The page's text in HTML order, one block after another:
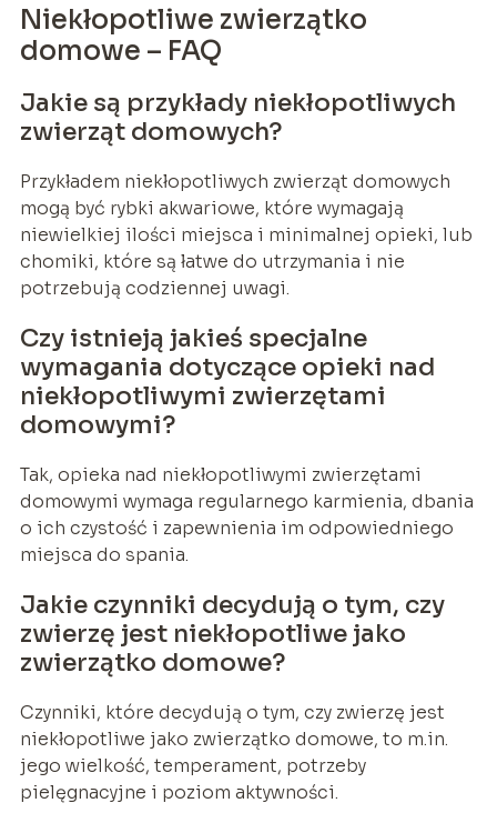
Niekłopotliwe zwierzątko
domowe – FAQ
Jakie są przykłady niekłopotliwych
zwierząt domowych?
Przykładem niekłopotliwych zwierząt domowych
mogą być rybki akwariowe, które wymagają
niewielkiej ilości miejsca i minimalnej opieki, lub
chomiki, które są łatwe do utrzymania i nie
potrzebują codziennej uwagi.
Czy istnieją jakieś specjalne
wymagania dotyczące opieki nad
niekłopotliwymi zwierzętami
domowymi?
Tak, opieka nad niekłopotliwymi zwierzętami
domowymi wymaga regularnego karmienia, dbania
o ich czystość i zapewnienia im odpowiedniego
miejsca do spania.
Jakie czynniki decydują o tym, czy
zwierzę jest niekłopotliwe jako
zwierzątko domowe?
Czynniki, które decydują o tym, czy zwierzę jest
niekłopotliwe jako zwierzątko domowe, to m.in.
jego wielkość, temperament, potrzeby
pielęgnacyjne i poziom aktywności.